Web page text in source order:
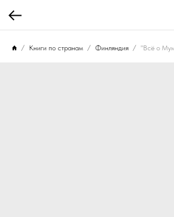
Книги по странам Финляндия